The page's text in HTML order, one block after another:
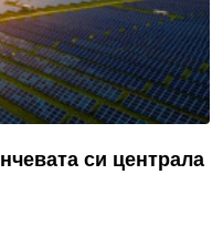
си централа